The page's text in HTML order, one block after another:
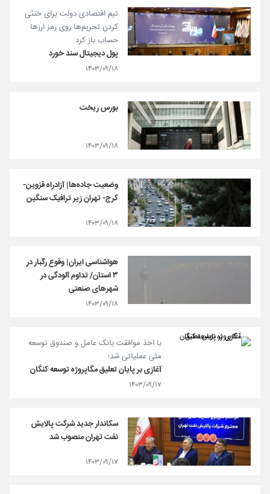
تیم اقتصادی دولت برای خنثی
کردن تحریم‌ها روی رمز ارزها
حساب باز کرد
پول دیجیتال سند خورد
۱۴۰۳/۰۹/۱۸
بورس ریخت
۱۴۰۳/۰۹/۱۸
وضعیت جاده‌ها| آزادراه قزوین-
کرج- تهران زیر ترافیک سنگین
۱۴۰۳/۰۹/۱۸
هواشناسی ایران| وقوع رگبار در
۳ استان/ تداوم آلودگی در
شهرهای صنعتی
۱۴۰۳/۰۹/۱۸
با اخذ موافقت بانک عامل و صندوق توسعه
ملی عملیاتی شد؛
آغازی بر پایان تعلیق مگاپروژه توسعه کنگان
۱۴۰۳/۰۹/۱۷
سکاندار جدید شرکت پالایش
نفت تهران منصوب شد
۱۴۰۳/۰۹/۱۷